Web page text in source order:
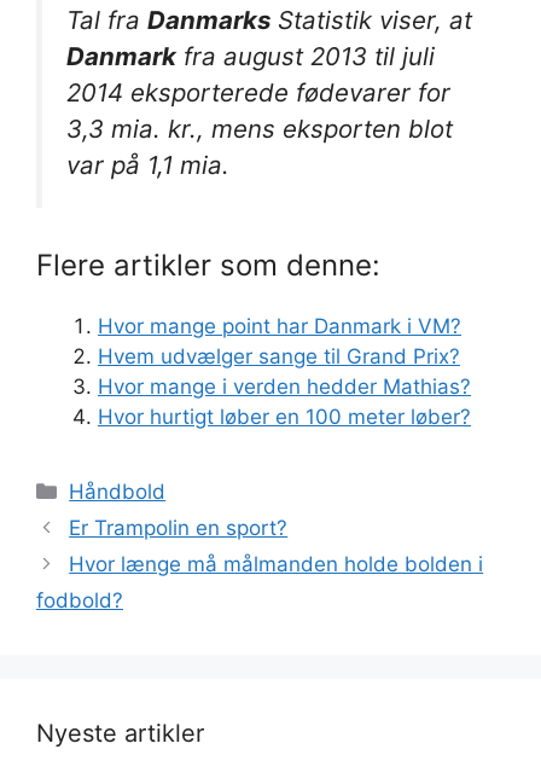
Tal fra Danmarks Statistik viser, at
Danmark fra august 2013 til juli
2014 eksporterede fødevarer for
3,3 mia. kr., mens eksporten blot
var på 1,1 mia.
Flere artikler som denne:
Hvor mange point har Danmark i VM?
Hvem udvælger sange til Grand Prix?
Hvor mange i verden hedder Mathias?
Hvor hurtigt løber en 100 meter løber?
Kategorier
Håndbold
Er Trampolin en sport?
Hvor længe må målmanden holde bolden i
fodbold?
Nyeste artikler